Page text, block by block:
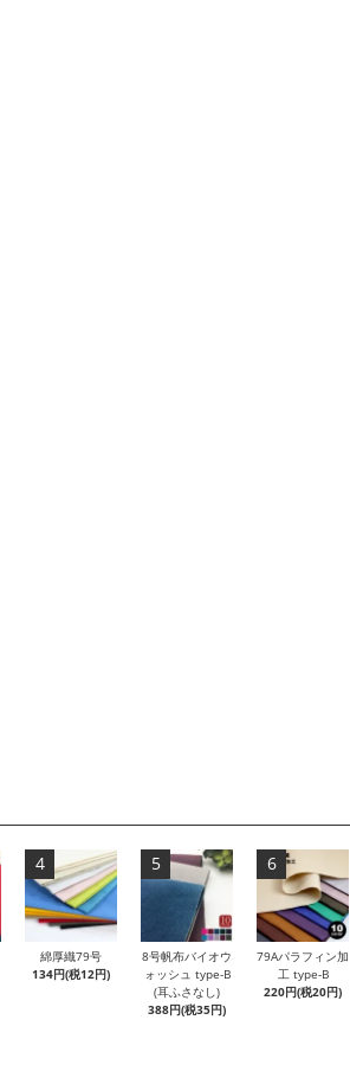
4
綿厚織79号
134円(税12円)
5
8号帆布バイオウ
ォッシュ type-B
(耳ふさなし)
388円(税35円)
6
79Aパラフィン加
工 type-B
220円(税20円)